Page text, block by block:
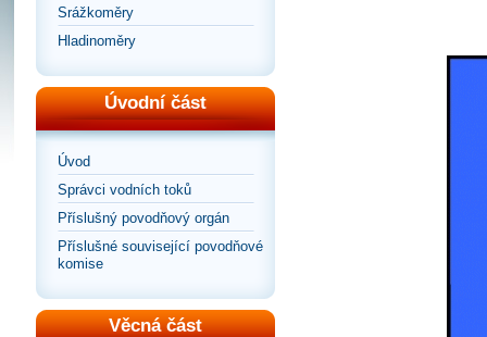
Srážkoměry
Hladinoměry
Úvodní část
Úvod
Správci vodních toků
Příslušný povodňový orgán
Příslušné související povodňové
komise
Věcná část